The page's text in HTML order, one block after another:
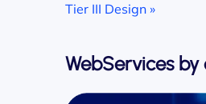
Tier III Design »
WebServices by